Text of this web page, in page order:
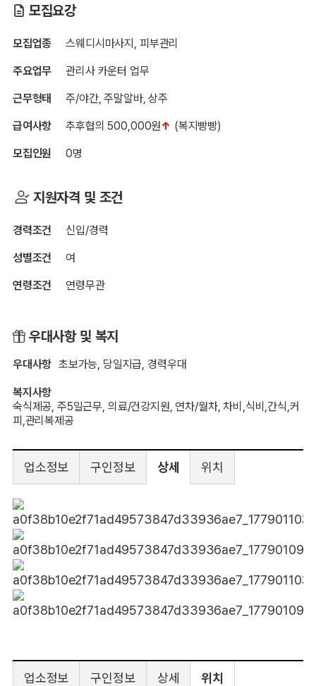
수원 영통 뷰테라피
모집요강
모집업종 스웨디시마사지, 피부관리
주요업무 관리사 카운터 업무
근무형태 주/야간, 주말알바, 상주
급여사항 추후협의 500,000원↑ (복지빵빵)
모집인원 0명
지원자격 및 조건
경력조건 신입/경력
성별조건 여
연령조건 연령무관
우대사항 및 복지
우대사항 초보가능, 당일지급, 경력우대
복지사항
숙식제공, 주5일근무, 의료/건강지원, 연차/월차, 차비,식비,간식,커
피,관리복제공
업소정보 구인정보 상세 위치
업소정보 구인정보 상세 위치